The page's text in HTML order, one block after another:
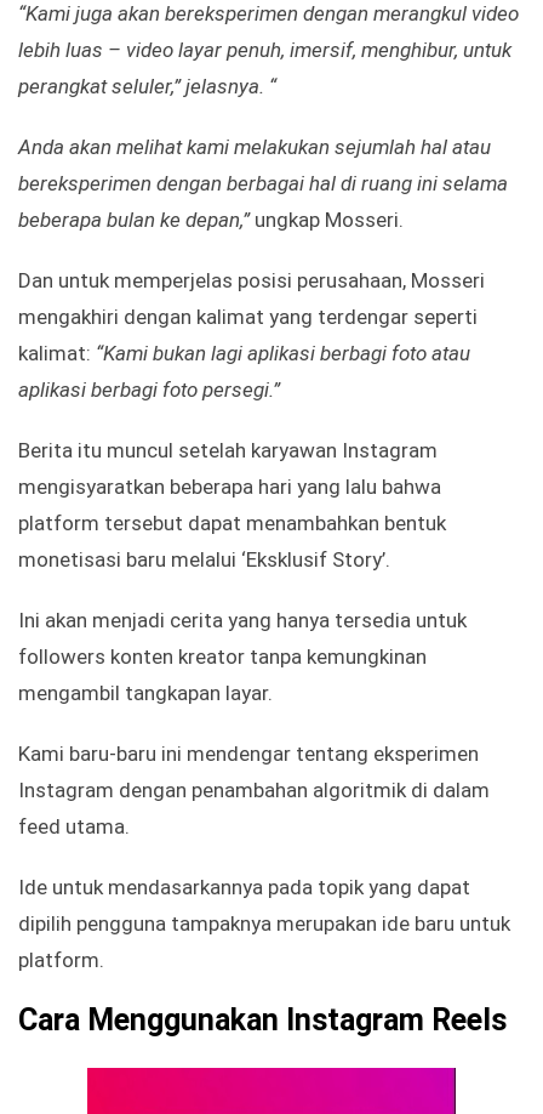
“Kami juga akan bereksperimen dengan merangkul video
lebih luas – video layar penuh, imersif, menghibur, untuk
perangkat seluler,” jelasnya. “
Anda akan melihat kami melakukan sejumlah hal atau
bereksperimen dengan berbagai hal di ruang ini selama
beberapa bulan ke depan,”ungkap Mosseri.
Dan untuk memperjelas posisi perusahaan, Mosseri
mengakhiri dengan kalimat yang terdengar seperti
kalimat: “Kami bukan lagi aplikasi berbagi foto atau
aplikasi berbagi foto persegi.”
Berita itu muncul setelah karyawan Instagram
mengisyaratkan beberapa hari yang lalu bahwa
platform tersebut dapat menambahkan bentuk
monetisasi baru melalui ‘Eksklusif Story’.
Ini akan menjadi cerita yang hanya tersedia untuk
followers konten kreator tanpa kemungkinan
mengambil tangkapan layar.
Kami baru-baru ini mendengar tentang eksperimen
Instagram dengan penambahan algoritmik di dalam
feed utama.
Ide untuk mendasarkannya pada topik yang dapat
dipilih pengguna tampaknya merupakan ide baru untuk
platform.
Cara Menggunakan Instagram Reels